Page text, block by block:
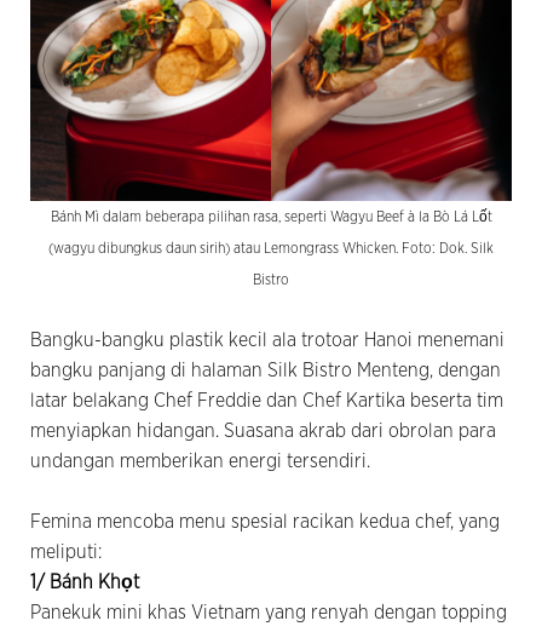
Bánh Mì dalam beberapa pilihan rasa, seperti Wagyu Beef à la Bò Lá Lốt
(wagyu dibungkus daun sirih) atau Lemongrass Whicken. Foto: Dok. Silk
Bistro
Bangku-bangku plastik kecil ala trotoar Hanoi menemani
bangku panjang di halaman Silk Bistro Menteng, dengan
latar belakang Chef Freddie dan Chef Kartika beserta tim
menyiapkan hidangan. Suasana akrab dari obrolan para
undangan memberikan energi tersendiri.
Femina mencoba menu spesial racikan kedua chef, yang
meliputi:
1/ Bánh Khọt
Panekuk mini khas Vietnam yang renyah dengan topping